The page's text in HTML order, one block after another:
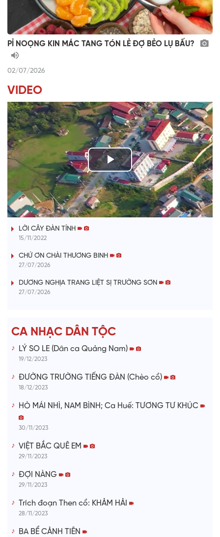
PỈ NOỌNG KIN MÁC TANG TÓN LẺ ĐỢ BẺO LỤ BẤU?
02/07/2026
VIDEO
P
l
a
V
i
e
o
TIẾNG TÍNH QUÊ HƯƠNG
LỜI CÂY ĐÀN TÍNH
15/11/2022
CHỨ ƠN CHÀI THƯƠNG BINH
27/07/2026
DƯƠNG NGHỊA TRANG LIỆT SỊ TRƯỜNG SƠN
27/07/2026
CA NHẠC DÂN TỘC
LÝ SO LE (Dân ca Quảng Nam)
19/12/2023
ĐƯỜNG TRƯỜNG TIẾNG ĐÀN (Chèo cổ)
18/12/2023
HÒ MÁI NHÌ, NAM BÌNH; Ca Huế: TƯƠNG TƯ KHÚC
30/11/2023
VIỆT BẮC QUÊ EM
29/11/2023
ĐỢI NÀNG
29/11/2023
Trích đoạn Then cổ: KHẢM HẢI
28/11/2023
BA BỂ CẢNH TIÊN